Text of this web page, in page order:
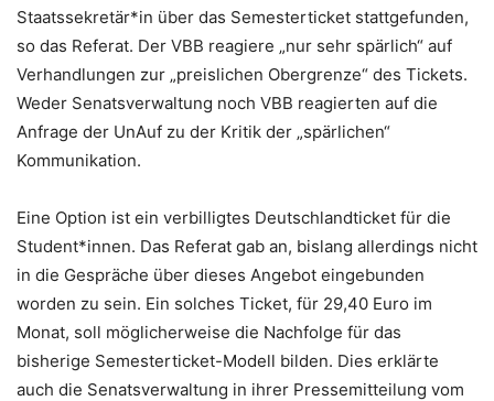
Staatssekretär*in über das Semesterticket stattgefunden,
so das Referat. Der VBB reagiere „nur sehr spärlich“ auf
Verhandlungen zur „preislichen Obergrenze“ des Tickets.
Weder Senatsverwaltung noch VBB reagierten auf die
Anfrage der UnAuf zu der Kritik der „spärlichen“
Kommunikation.
Eine Option ist ein verbilligtes Deutschlandticket für die
Student*innen. Das Referat gab an, bislang allerdings nicht
in die Gespräche über dieses Angebot eingebunden
worden zu sein. Ein solches Ticket, für 29,40 Euro im
Monat, soll möglicherweise die Nachfolge für das
bisherige Semesterticket-Modell bilden. Dies erklärte
auch die Senatsverwaltung in ihrer Pressemitteilung vom